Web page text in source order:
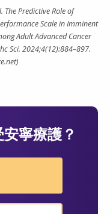
The Predictive Role of
Scale in Imminent
Adult Advanced Cancer
Sci. 2024;4(12):884–897.
寧療護？